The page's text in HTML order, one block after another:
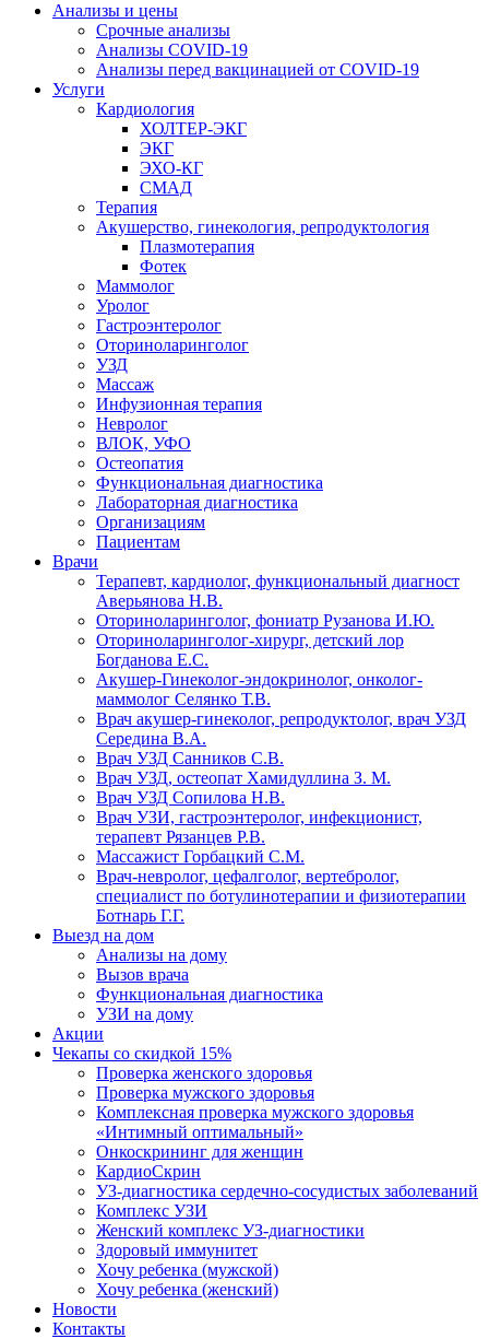
Анализы и цены
Срочные анализы
Анализы COVID-19
Анализы перед вакцинацией от COVID-19
Услуги
Кардиология
ХОЛТЕР-ЭКГ
ЭКГ
ЭХО-КГ
СМАД
Терапия
Акушерство, гинекология, репродуктология
Плазмотерапия
Фотек
Маммолог
Уролог
Гастроэнтеролог
Оториноларинголог
УЗД
Массаж
Инфузионная терапия
Невролог
ВЛОК, УФО
Остеопатия
Функциональная диагностика
Лабораторная диагностика
Организациям
Пациентам
Врачи
Терапевт, кардиолог, функциональный диагност
Аверьянова Н.В.
Оториноларинголог, фониатр Рузанова И.Ю.
Оториноларинголог-хирург, детский лор
Богданова Е.С.
Акушер-Гинеколог-эндокринолог, онколог-
маммолог Селянко Т.В.
Врач акушер-гинеколог, репродуктолог, врач УЗД
Середина В.А.
Врач УЗД Санников С.В.
Врач УЗД, остеопат Хамидуллина З. М.
Врач УЗД Сопилова Н.В.
Врач УЗИ, гастроэнтеролог, инфекционист,
терапевт Рязанцев Р.В.
Массажист Горбацкий С.М.
Врач-невролог, цефалголог, вертебролог,
специалист по ботулинотерапии и физиотерапии
Ботнарь Г.Г.
Выезд на дом
Анализы на дому
Вызов врача
Функциональная диагностика
УЗИ на дому
Акции
Чекапы со скидкой 15%
Проверка женского здоровья
Проверка мужского здоровья
Комплексная проверка мужского здоровья
«Интимный оптимальный»
Онкоcкрининг для женщин
КардиоСкрин
УЗ-диагностика сердечно-сосудистых заболеваний
Комплекс УЗИ
Женский комплекс УЗ-диагностики
Здоровый иммунитет
Хочу ребенка (мужской)
Хочу ребенка (женский)
Новости
Контакты